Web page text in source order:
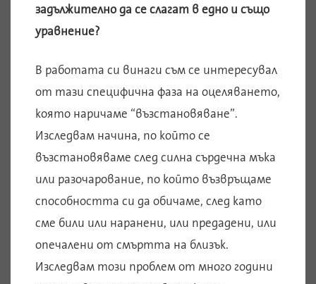
задължително да се слагат в едно и също
уравнение?
В работата си винаги съм се интересувал
от тази специфична фаза на оцеляването,
която наричаме “възстановяване”.
Изследвам начина, по който се
възстановяваме след силна сърдечна мъка
или разочарование, по който възвръщаме
способността си да обичаме, след като
сме били или наранени, или предадени, или
опечалени от смъртта на близък.
Изследвам този проблем от много години